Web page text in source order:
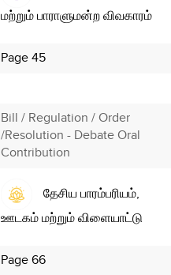
மற்றும் பாராளுமன்ற விவகாரம்
Page 45
Bill / Regulation / Order
/Resolution - Debate Oral
Contribution
தேசிய பாரம்பரியம்,
ஊடகம் மற்றும் விளையாட்டு
Page 66